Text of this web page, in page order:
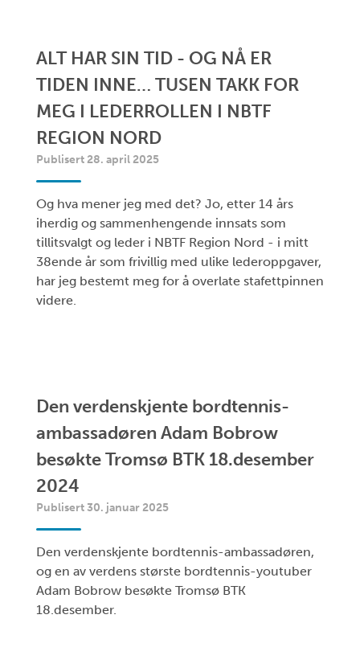
ALT HAR SIN TID - OG NÅ ER
TIDEN INNE… TUSEN TAKK FOR
MEG I LEDERROLLEN I NBTF
REGION NORD
Publisert 28. april 2025
Og hva mener jeg med det? Jo, etter 14 års
iherdig og sammenhengende innsats som
tillitsvalgt og leder i NBTF Region Nord - i mitt
38ende år som frivillig med ulike lederoppgaver,
har jeg bestemt meg for å overlate stafettpinnen
videre.
Den verdenskjente bordtennis-
ambassadøren Adam Bobrow
besøkte Tromsø BTK 18.desember
2024
Publisert 30. januar 2025
Den verdenskjente bordtennis-ambassadøren,
og en av verdens største bordtennis-youtuber
Adam Bobrow besøkte Tromsø BTK
18.desember.